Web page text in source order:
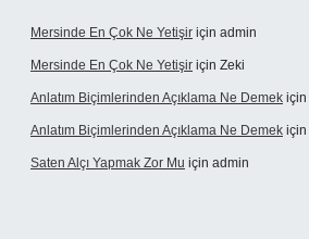
Mersinde En Çok Ne Yetişir için admin
Mersinde En Çok Ne Yetişir için Zeki
Anlatım Biçimlerinden Açıklama Ne Demek için
Anlatım Biçimlerinden Açıklama Ne Demek için
Saten Alçı Yapmak Zor Mu için admin